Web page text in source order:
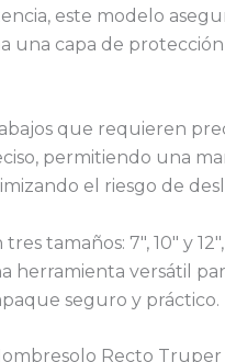
este modelo
una capa de
que requieren
permitiendo una
el riesgo de
tamaños: 7″, 10″ y
versátil
seguro y práctico.
Recto Truper